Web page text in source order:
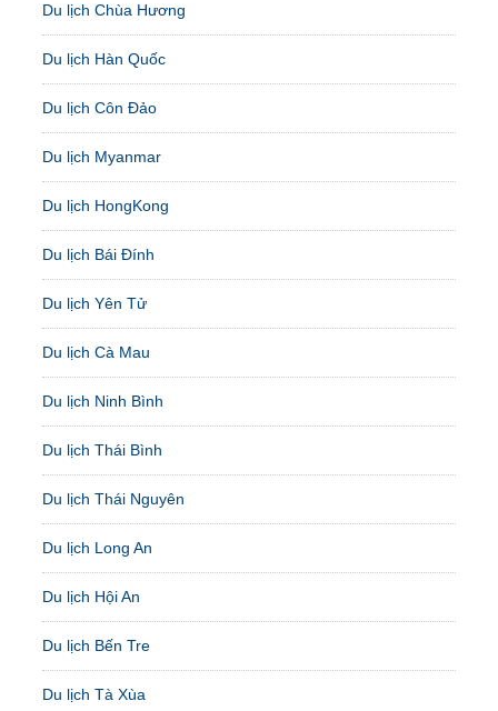
Du lịch Chùa Hương
Du lịch Hàn Quốc
Du lịch Côn Đảo
Du lịch Myanmar
Du lịch HongKong
Du lịch Bái Đính
Du lịch Yên Tử
Du lịch Cà Mau
Du lịch Ninh Bình
Du lịch Thái Bình
Du lịch Thái Nguyên
Du lịch Long An
Du lịch Hội An
Du lịch Bến Tre
Du lịch Tà Xùa